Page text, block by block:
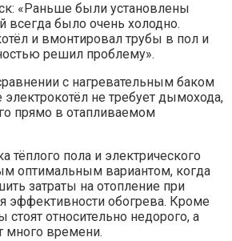
«Раньше были установлены
всегда было очень холодно.
и вмонтировал трубы в пол и
решил проблему».
с нагревательным баком
не требует дымохода,
прямо в отапливаемом
тёплого пола и электрического
оптимальным вариантом, когда
затраты на отопление при
эффективности обогрева. Кроме
стоят относительно недорого, а
много времени.